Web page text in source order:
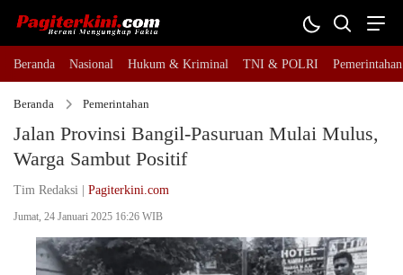
Beranda Nasional Hukum & Kriminal TNI & POLRI Pemerintahan
Beranda Pemerintahan
Jalan Provinsi Bangil-Pasuruan Mulai Mulus,
Warga Sambut Positif
Tim Redaksi | Pagiterkini.com
Jumat, 24 Januari 2025 16:26 WIB